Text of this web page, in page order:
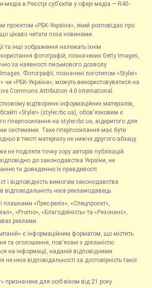
медіа в Реєстрі суб’єктів у сфері медіа — R40-
проєктом «РБК-Україна», який розповідає про
цікаво читати поза новинами.
та інші зображення належать їхнім
фотографій, позначених Getty Images,
за наявності письмового дозволу
Фотографії, позначені логотипом «Styler»
чи «РБК-Україна», можуть використовуватися на
Commons Attribution 4.0 International.
відтворенні інформаційних матеріалів,
«Styler» (styler.rbc.ua), обов'язковим є
гіперпосилання на styler.rbc.ua, відкритого для
системами. Таке гіперпосилання має бути
в тексті матеріалу не нижче другого абзацу.
не поділяти точку зору авторів публікацій.
до законодавства України, не
та доведенню їх правдивості.
і відповідність вимогам законодавства
відповідальність несе рекламодавець.
плашками «Прес-реліз», «Спецпроєкт»,
«Promo», «Благодійність» та «Резонанс»,
реклами.
є інформаційним форматом, що містить
та оголошення, пов'язані з діяльністю
на інформації, наданій відповідними
несе відповідальності за достовірність такої
призначене для осіб віком від 21 року.